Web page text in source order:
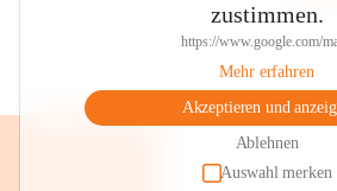
Sehr geehrte Damen und Herren!
zustimmen.
https://www.google.com/
Mehr erfahren
Akzeptieren und
Ablehnen
Auswahl merken